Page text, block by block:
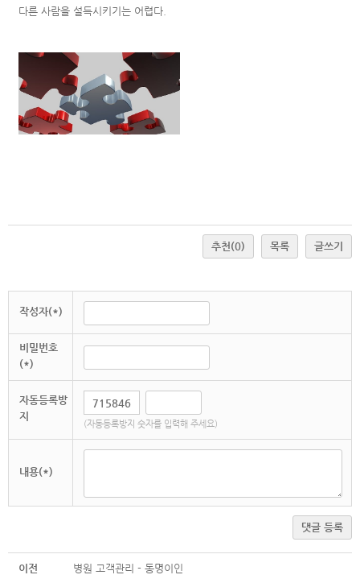
다른 사람을 설득시키기는 어렵다.
추천(0) 목록 글쓰기
작성자(*)
비밀번호
(*)
자동등록방
지
(자동등록방지 숫자를 입력해 주세요)
내용(*)
댓글 등록
이전 병원 고객관리 - 동명이인